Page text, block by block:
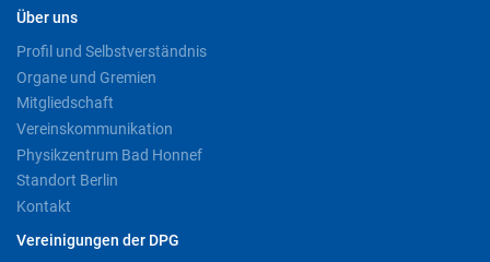
Über uns
Profil und Selbstverständnis
Organe und Gremien
Mitgliedschaft
Vereinskommunikation
Physikzentrum Bad Honnef
Standort Berlin
Kontakt
Vereinigungen der DPG